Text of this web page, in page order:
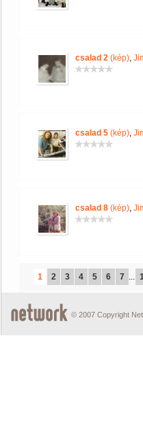
csalad 2 (kép),
csalad 5 (kép),
csalad 8 (kép),
1 2 3 4 5 6 7 ...
© 2007 Copyright